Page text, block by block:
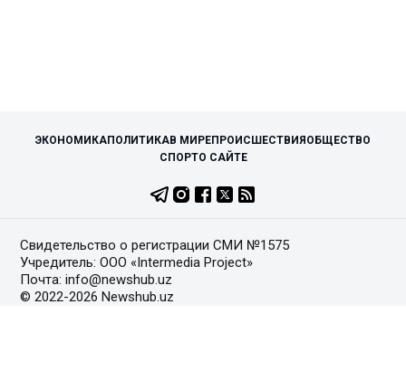
ЭКОНОМИКАПОЛИТИКАВ МИРЕПРОИСШЕСТВИЯ ОБЩЕСТВО
СПОРТО САЙТЕ
Свидетельство о регистрации СМИ №1575
Учредитель: ООО «Intermedia Project»
Почта: info@newshub.uz
© 2022-2026 Newshub.uz